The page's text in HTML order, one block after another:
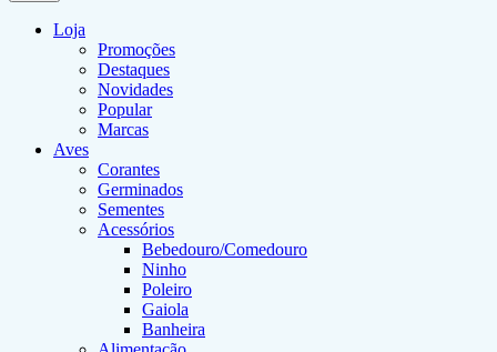
Loja
Promoções
Destaques
Novidades
Popular
Marcas
Aves
Corantes
Germinados
Sementes
Acessórios
Bebedouro/Comedouro
Ninho
Poleiro
Gaiola
Banheira